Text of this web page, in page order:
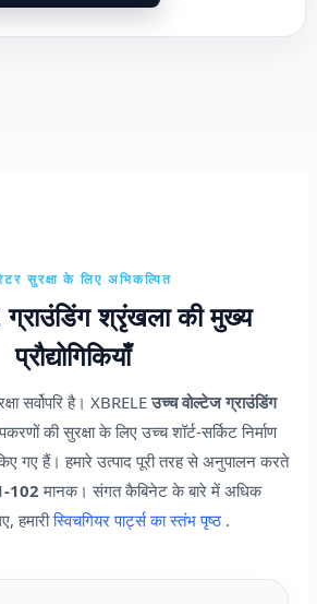
सुरक्षा के लिए अभिकल्पित
श्रृंखला की मुख्य
प्रौद्योगिकियाँ
सर्वोपरि है। XBRELEउच्च वोल्टेज ग्राउंडिंग
की सुरक्षा के लिए उच्च शॉर्ट-सर्किट निर्माण
गए हैं। हमारे उत्पाद पूरी तरह से अनुपालन करते
102 मानक। संगत कैबिनेट के बारे में अधिक
हमारीस्विचगियर पार्ट्स का स्तंभ पृष्ठ .